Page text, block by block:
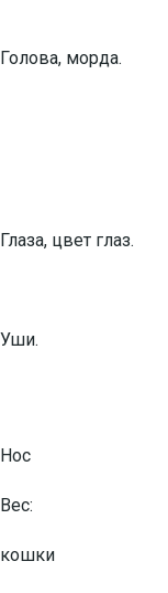
Голова, морда.
Глаза, цвет глаз.
Уши.
Нос
Вес:
кошки